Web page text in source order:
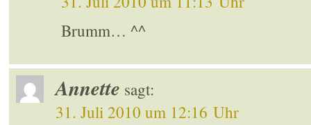
Brumm… ^^
Annette sagt:
31. Juli 2010 um 12:16 Uhr